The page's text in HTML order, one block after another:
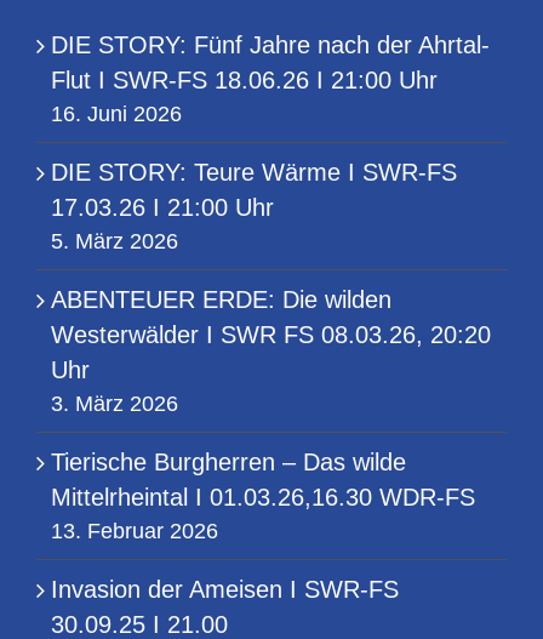
DIE STORY: Fünf Jahre nach der Ahrtal-
Flut I SWR-FS 18.06.26 I 21:00 Uhr
16. Juni 2026
DIE STORY: Teure Wärme I SWR-FS
17.03.26 I 21:00 Uhr
5. März 2026
ABENTEUER ERDE: Die wilden
Westerwälder I SWR FS 08.03.26, 20:20
Uhr
3. März 2026
Tierische Burgherren – Das wilde
Mittelrheintal I 01.03.26,16.30 WDR-FS
13. Februar 2026
Invasion der Ameisen I SWR-FS
30.09.25 I 21.00